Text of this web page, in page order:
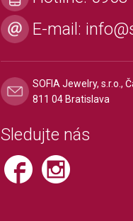
E-mail:
SOFIA Jewelry, s.r.o.,
811 04 Bratislava
Sledujte nás